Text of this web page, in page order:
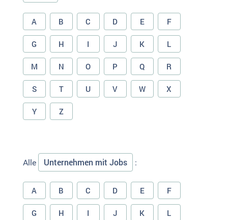
A B C D E F
G H I J K L
M N O P Q R
S T U V W X
Y Z
Alle Unternehmen mit Jobs :
A B C D E F
G H I J K L